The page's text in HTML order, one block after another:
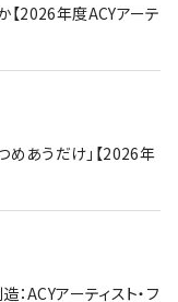
【2026年度ACYアーテ
めあうだけ」【2026年
ACYアーティスト・フ